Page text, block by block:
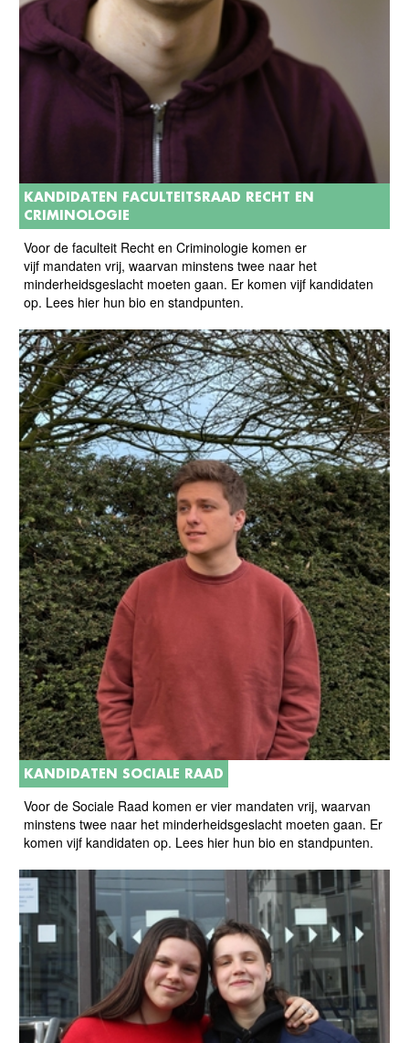
KANDIDATEN FACULTEITSRAAD RECHT EN
CRIMINOLOGIE
Voor de faculteit Recht en Criminologie komen er
vijf mandaten vrij, waarvan minstens twee naar het
minderheidsgeslacht moeten gaan. Er komen vijf kandidaten
op. Lees hier hun bio en standpunten.
KANDIDATEN SOCIALE RAAD
Voor de Sociale Raad komen er vier mandaten vrij, waarvan
minstens twee naar het minderheidsgeslacht moeten gaan. Er
komen vijf kandidaten op. Lees hier hun bio en standpunten.